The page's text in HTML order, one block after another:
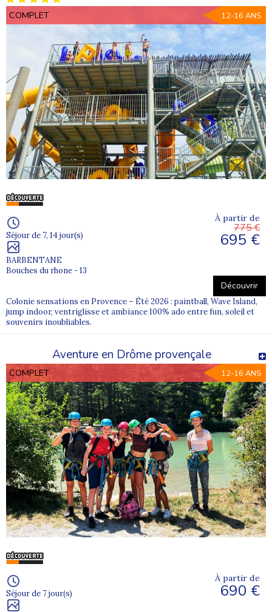
COMPLET 12-16 ANS
Séjour de 7, 14 jour(s)
BARBENTANE
Bouches du rhone - 13
À partir de
775 €
695 €
Découvrir
Colonie sensations en Provence – Été 2026 : paintball, Wave Island,
jump indoor, ventriglisse et ambiance 100% ado entre fun, soleil et
souvenirs inoubliables.
Aventure en Drôme provençale
COMPLET 12-16 ANS
Séjour de 7 jour(s)
À partir de
690 €